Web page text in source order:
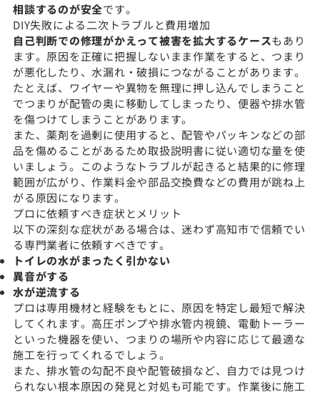
相談するのが安全です。
DIY失敗による二次トラブルと費用増加
自己判断での修理がかえって被害を拡大するケースもあり
ます。原因を正確に把握しないまま作業をすると、つまり
が悪化したり、水漏れ・破損につながることがあります。
たとえば、ワイヤーや異物を無理に押し込んでしまうこと
でつまりが配管の奥に移動してしまったり、便器や排水管
を傷つけてしまうことがあります。
また、薬剤を過剰に使用すると、配管やパッキンなどの部
品を傷めることがあるため取扱説明書に従い適切な量を使
いましょう。このようなトラブルが起きると結果的に修理
範囲が広がり、作業料金や部品交換費などの費用が跳ね上
がる原因になります。
プロに依頼すべき症状とメリット
以下の深刻な症状がある場合は、迷わず高知市で信頼でい
る専門業者に依頼すべきです。
トイレの水がまったく引かない
異音がする
水が逆流する
プロは専用機材と経験をもとに、原因を特定し最短で解決
してくれます。高圧ポンプや排水管内視鏡、電動トーラー
といった機器を使い、つまりの場所や内容に応じて最適な
施工を行ってくれるでしょう。
また、排水管の勾配不良や配管破損など、自力では見つけ
られない根本原因の発見と対処も可能です。作業後に施工